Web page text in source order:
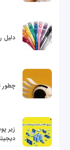
دلیل
چطور